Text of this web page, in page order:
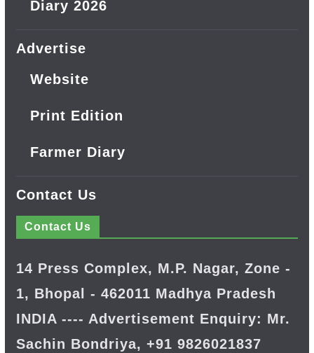
Diary 2026
Advertise
Website
Print Edition
Farmer Diary
Contact Us
Contact Us
14 Press Complex, M.P. Nagar, Zone -
1, Bhopal - 462011 Madhya Pradesh
INDIA ---- Advertisement Enquiry: Mr.
Sachin Bondriya, +91 9826021837